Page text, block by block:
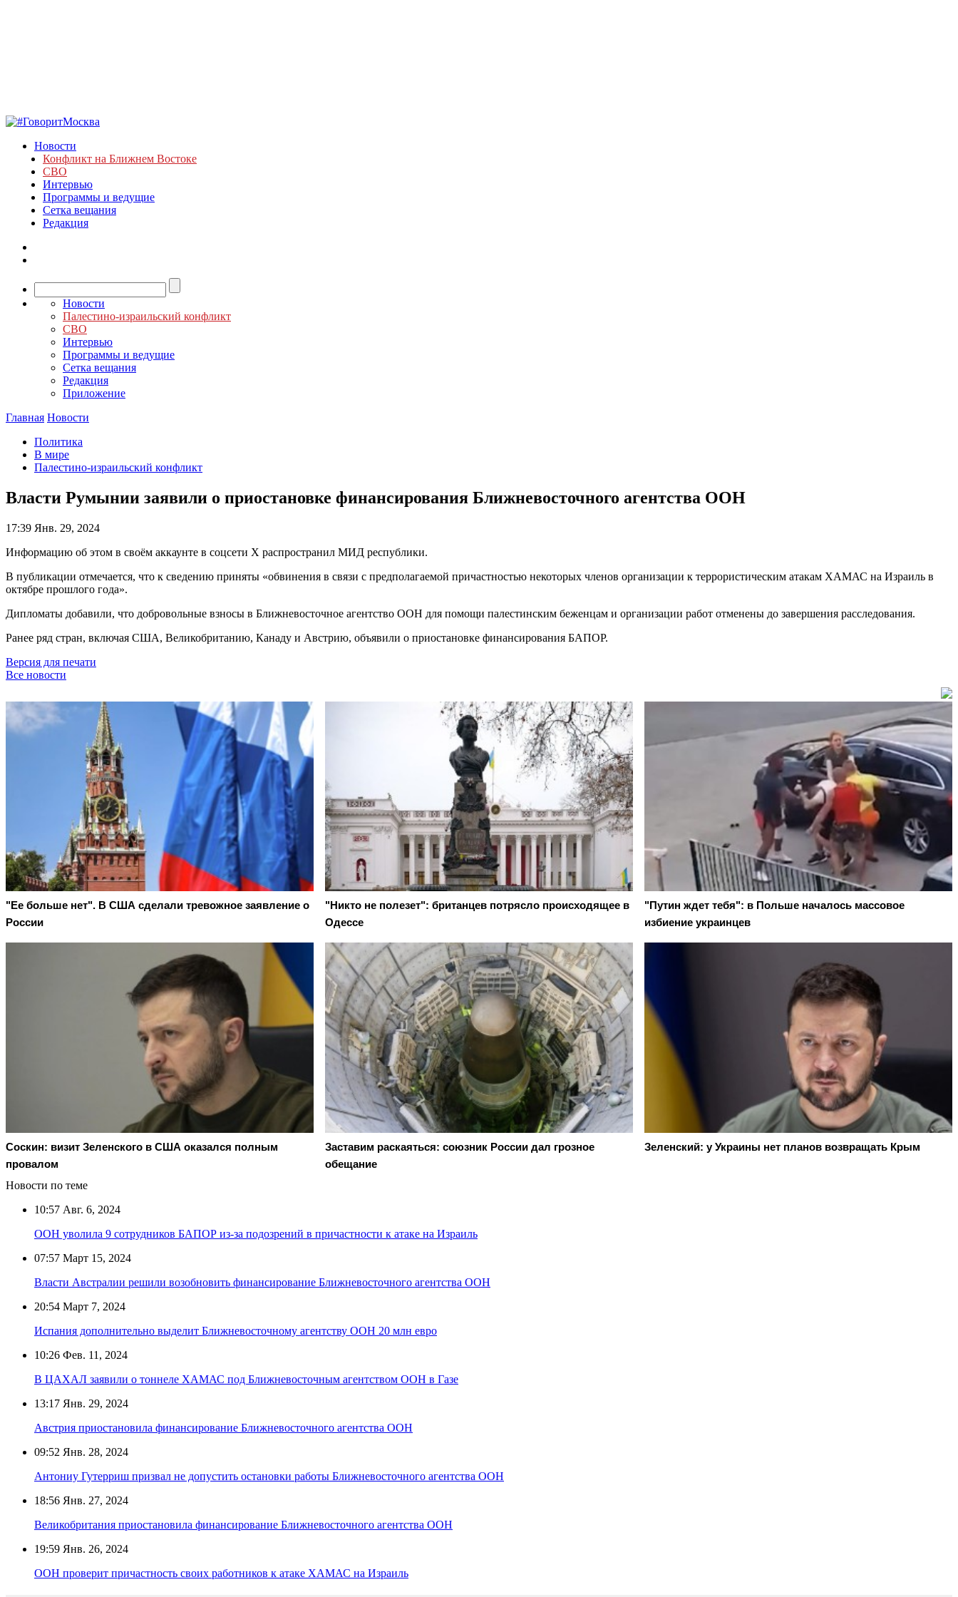
Новости
Конфликт на Ближнем Востоке
СВО
Интервью
Программы и ведущие
Сетка вещания
Редакция
Новости
Палестино-израильский конфликт
СВО
Интервью
Программы и ведущие
Сетка вещания
Редакция
Приложение
Главная Новости
Политика
В мире
Палестино-израильский конфликт
Власти Румынии заявили о приостановке финансирования Ближневосточного агентства ООН
17:39 Янв. 29, 2024
Информацию об этом в своём аккаунте в соцсети Х распространил МИД республики.
В публикации отмечается, что к сведению приняты «обвинения в связи с предполагаемой причастностью некоторых членов организации к террористическим атакам ХАМАС на Израиль в
октябре прошлого года».
Дипломаты добавили, что добровольные взносы в Ближневосточное агентство ООН для помощи палестинским беженцам и организации работ отменены до завершения расследования.
Ранее ряд стран, включая США, Великобританию, Канаду и Австрию, объявили о приостановке финансирования БАПОР.
Версия для печати
Все новости
"Ее больше нет". В США сделали тревожное заявление о
России
"Никто не полезет": британцев потрясло происходящее в
Одессе
"Путин ждет тебя": в Польше началось массовое
избиение украинцев
Соскин: визит Зеленского в США оказался полным
провалом
Заставим раскаяться: союзник России дал грозное
обещание
Зеленский: у Украины нет планов возвращать Крым
Новости по теме
10:57 Авг. 6, 2024
ООН уволила 9 сотрудников БАПОР из-за подозрений в причастности к атаке на Израиль
07:57 Март 15, 2024
Власти Австралии решили возобновить финансирование Ближневосточного агентства ООН
20:54 Март 7, 2024
Испания дополнительно выделит Ближневосточному агентству ООН 20 млн евро
10:26 Фев. 11, 2024
В ЦАХАЛ заявили о тоннеле ХАМАС под Ближневосточным агентством ООН в Газе
13:17 Янв. 29, 2024
Австрия приостановила финансирование Ближневосточного агентства ООН
09:52 Янв. 28, 2024
Антониу Гутерриш призвал не допустить остановки работы Ближневосточного агентства ООН
18:56 Янв. 27, 2024
Великобритания приостановила финансирование Ближневосточного агентства ООН
19:59 Янв. 26, 2024
ООН проверит причастность своих работников к атаке ХАМАС на Израиль